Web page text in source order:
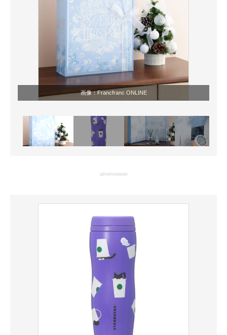
好きが集まる 比べて選べる
ビジネスと働き方のヒント
AI活用のいまが分かる
企業ITのトレンドを詳説
経営リーダーのコミュニティ
マーケ×ITの今がよく分かる
ITエンジニア向け専門サイト
製造業のIT導入・活用を支援
モノづくり技術者専門サイト
エレクトロニクス専門サイト
エネルギーの専門メディア
建設×テクノロジーの最前線
画像：Francfranc ONLINE
advertisement